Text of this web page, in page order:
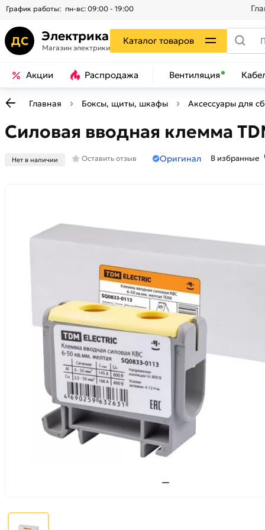
График работы: пн-вс: 09:00 - 19:00
ДС Электрика
Магазин электрики
Каталог товаров
Акции Распродажа Вентиляция
Главная Боксы, щиты, шкафы Аксессуары для
Силовая вводная клемма
Нет в наличии Оставить отзыв Оригинал В избранные